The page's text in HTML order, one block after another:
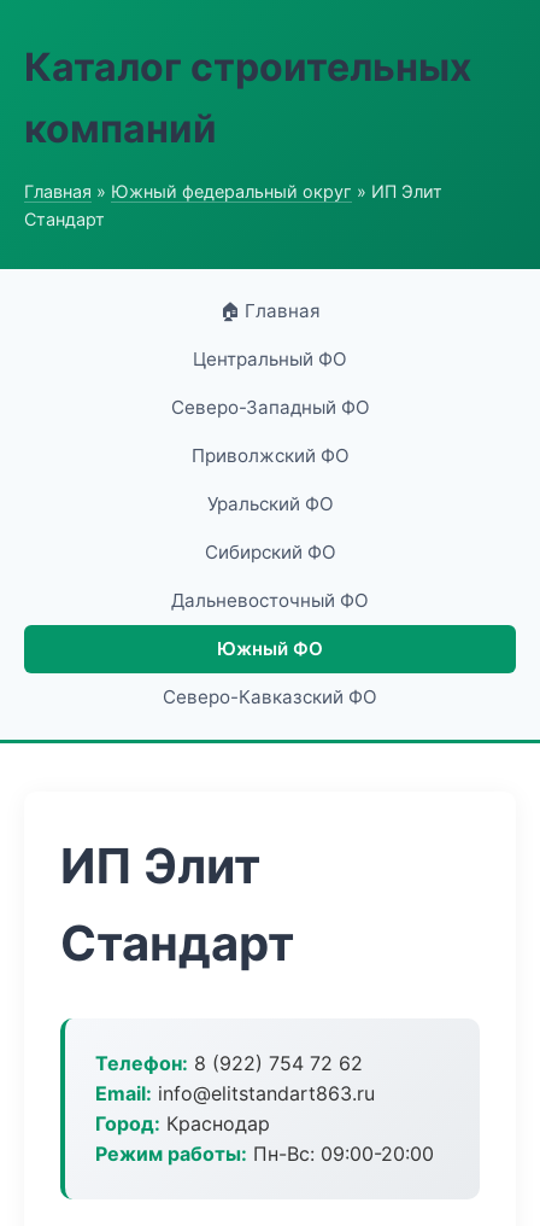
Каталог строительных
компаний
Главная » Южный федеральный округ » ИП Элит
Стандарт
🏠 Главная
Центральный ФО
Северо-Западный ФО
Приволжский ФО
Уральский ФО
Сибирский ФО
Дальневосточный ФО
Южный ФО
Северо-Кавказский ФО
ИП Элит
Стандарт
Телефон: 8 (922) 754 72 62
Email: info@elitstandart863.ru
Город: Краснодар
Режим работы: Пн-Вс: 09:00-20:00